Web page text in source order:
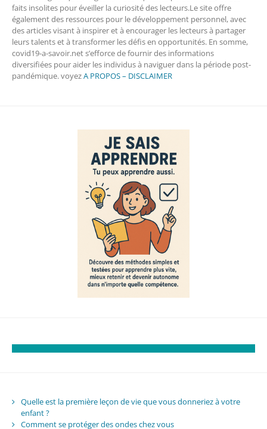
faits insolites pour éveiller la curiosité des lecteurs.Le site offre
également des ressources pour le développement personnel, avec
des articles visant à inspirer et à encourager les lecteurs à partager
leurs talents et à transformer les défis en opportunités. En somme,
covid19-a-savoir.net s’efforce de fournir des informations
diversifiées pour aider les individus à naviguer dans la période post-
pandémique. voyezA PROPOS – DISCLAIMER
Quelle est la première leçon de vie que vous donneriez à votre
enfant ?
Comment se protéger des ondes chez vous